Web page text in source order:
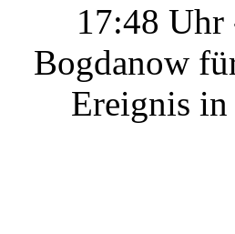
17:48
Bogdanow
Ereignis